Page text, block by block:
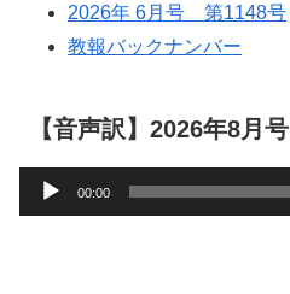
2026年 6月号 第1148号
教報バックナンバー
【音声訳】2026年8月号
声
00:00